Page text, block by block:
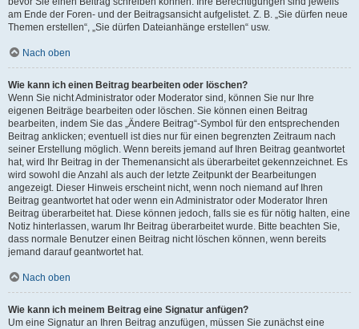
am Ende der Foren- und der Beitragsansicht aufgelistet. Z. B. „Sie dürfen neue
Themen erstellen“, „Sie dürfen Dateianhänge erstellen“ usw.
Nach oben
Wie kann ich einen Beitrag bearbeiten oder löschen?
Wenn Sie nicht Administrator oder Moderator sind, können Sie nur Ihre
eigenen Beiträge bearbeiten oder löschen. Sie können einen Beitrag
bearbeiten, indem Sie das „Ändere Beitrag“-Symbol für den entsprechenden
Beitrag anklicken; eventuell ist dies nur für einen begrenzten Zeitraum nach
seiner Erstellung möglich. Wenn bereits jemand auf Ihren Beitrag geantwortet
hat, wird Ihr Beitrag in der Themenansicht als überarbeitet gekennzeichnet. Es
wird sowohl die Anzahl als auch der letzte Zeitpunkt der Bearbeitungen
angezeigt. Dieser Hinweis erscheint nicht, wenn noch niemand auf Ihren
Beitrag geantwortet hat oder wenn ein Administrator oder Moderator Ihren
Beitrag überarbeitet hat. Diese können jedoch, falls sie es für nötig halten, eine
Notiz hinterlassen, warum Ihr Beitrag überarbeitet wurde. Bitte beachten Sie,
dass normale Benutzer einen Beitrag nicht löschen können, wenn bereits
jemand darauf geantwortet hat.
Nach oben
Wie kann ich meinem Beitrag eine Signatur anfügen?
Um eine Signatur an Ihren Beitrag anzufügen, müssen Sie zunächst eine